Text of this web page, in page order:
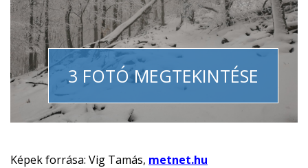
3 FOTÓ MEGTEKINTÉSE
Képek forrása: Vig Tamás, metnet.hu